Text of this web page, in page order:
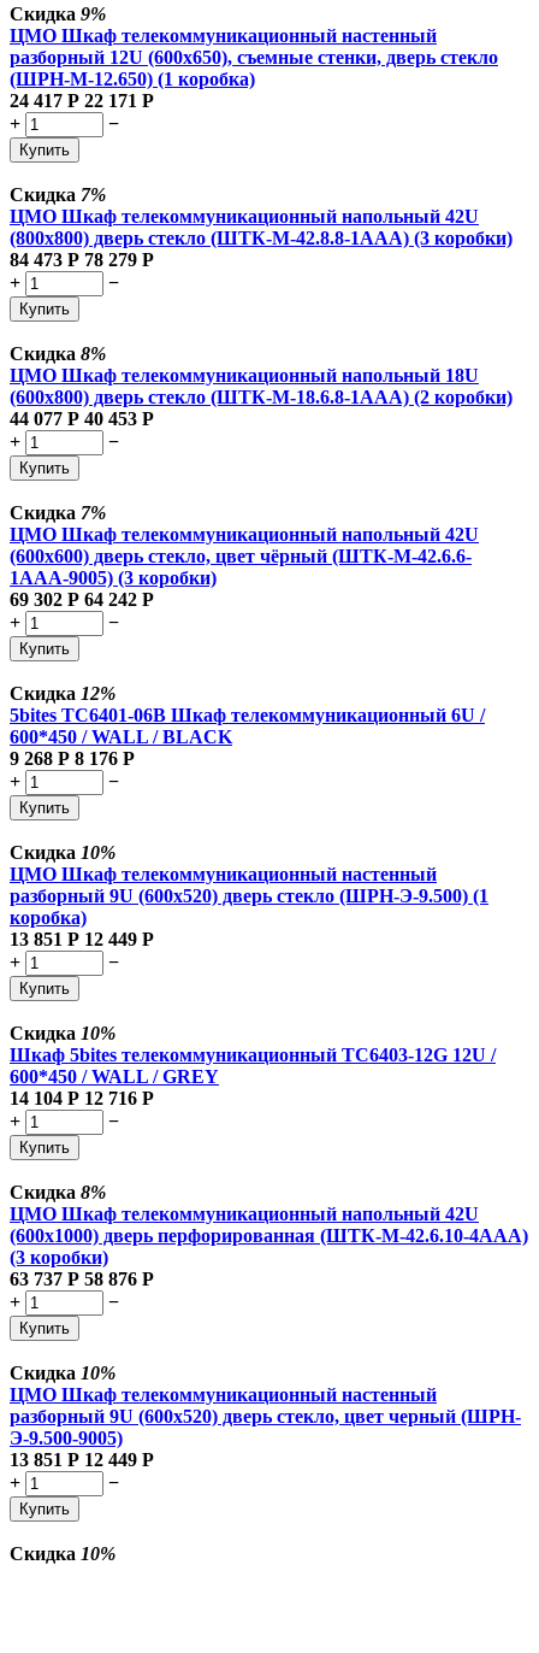
Скидка 9%
ЦМО Шкаф телекоммуникационный настенный
разборный 12U (600х650), съемные стенки, дверь стекло
(ШРН-М-12.650) (1 коробка)
24 417 Р 22 171 Р
+
−
Купить
Скидка 7%
ЦМО Шкаф телекоммуникационный напольный 42U
(800x800) дверь стекло (ШТК-М-42.8.8-1ААА) (3 коробки)
84 473 Р 78 279 Р
+
−
Купить
Скидка 8%
ЦМО Шкаф телекоммуникационный напольный 18U
(600x800) дверь стекло (ШТК-М-18.6.8-1AAA) (2 коробки)
44 077 Р 40 453 Р
+
−
Купить
Скидка 7%
ЦМО Шкаф телекоммуникационный напольный 42U
(600x600) дверь стекло, цвет чёрный (ШТК-М-42.6.6-
1ААА-9005) (3 коробки)
69 302 Р 64 242 Р
+
−
Купить
Скидка 12%
5bites TC6401-06B Шкаф телекоммуникационный 6U /
600*450 / WALL / BLACK
9 268 Р 8 176 Р
+
−
Купить
Скидка 10%
ЦМО Шкаф телекоммуникационный настенный
разборный 9U (600х520) дверь стекло (ШРН-Э-9.500) (1
коробка)
13 851 Р 12 449 Р
+
−
Купить
Скидка 10%
Шкаф 5bites телекоммуникационный TC6403-12G 12U /
600*450 / WALL / GREY
14 104 Р 12 716 Р
+
−
Купить
Скидка 8%
ЦМО Шкаф телекоммуникационный напольный 42U
(600x1000) дверь перфорированная (ШТК-М-42.6.10-4ААА)
(3 коробки)
63 737 Р 58 876 Р
+
−
Купить
Скидка 10%
ЦМО Шкаф телекоммуникационный настенный
разборный 9U (600х520) дверь стекло, цвет черный (ШРН-
Э-9.500-9005)
13 851 Р 12 449 Р
+
−
Купить
Скидка 10%